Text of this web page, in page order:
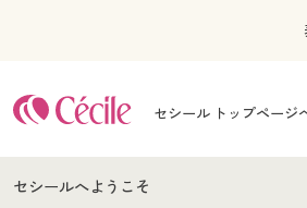
セシール トップページ
セシールへようこそ